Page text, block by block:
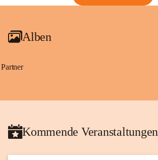
Alben
Partner
Kommende Veranstaltungen